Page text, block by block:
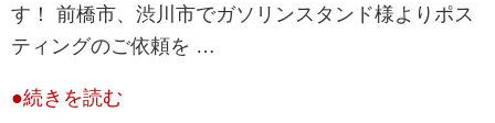
す！ 前橋市、渋川市でガソリンスタンド様よりポス
ティングのご依頼を …
●続きを読む